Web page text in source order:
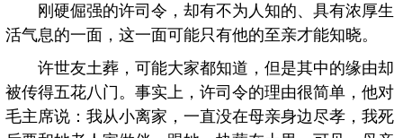
刚硬倔强的许司令，却有不为人知的、具有浓厚生
活气息的一面，这一面可能只有他的至亲才能知晓。
许世友土葬，可能大家都知道，但是其中的缘由却
被传得五花八门。事实上，许司令的理由很简单，他对
毛主席说：我从小离家，一直没在母亲身边尽孝，我死